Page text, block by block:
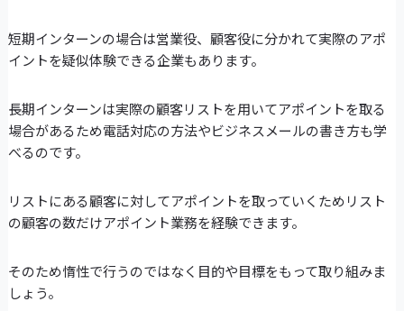
短期インターンの場合は営業役、顧客役に分かれて実際のアポ
イントを疑似体験できる企業もあります。
長期インターンは実際の顧客リストを用いてアポイントを取る
場合があるため電話対応の方法やビジネスメールの書き方も学
べるのです。
リストにある顧客に対してアポイントを取っていくためリスト
の顧客の数だけアポイント業務を経験できます。
そのため惰性で行うのではなく目的や目標をもって取り組みま
しょう。